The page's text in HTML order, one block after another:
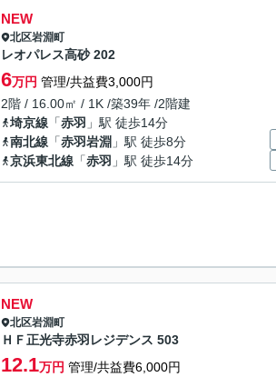
NEW
北区岩淵町
レオパレス高砂 202
6万円 管理/共益費3,000円
2階 / 16.00㎡ / 1K /築39年 /2階建
埼京線 「赤羽 」駅 徒歩14分
南北線 「赤羽岩淵 」駅 徒歩8分
京浜東北線 「赤羽 」駅 徒歩14分
NEW
北区岩淵町
ＨＦ正光寺赤羽レジデンス 503
12.1万円 管理/共益費6,000円